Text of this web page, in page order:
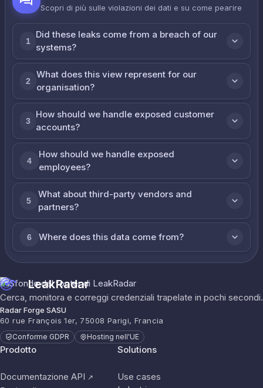
Scopri di più sulle violazioni dei dati e su come реагire
1
Did these leaks come from a breach of our
systems?
2
What does this view represent for our
organisation?
3
How should we handle exposed customer
accounts?
4
How should we handle exposed
employees?
5
What about third-party vendors and
partners?
6 Where does this data come from?
LeakRadar
Cerca, monitora e correggi credenziali trapelate in pochi secondi.
Radar Forge SASU
60 rue François 1er, 75008 Parigi, Francia
Conforme GDPR Hosting nell'UE
Prodotto
Documentazione API ↗
Solutions
Use cases